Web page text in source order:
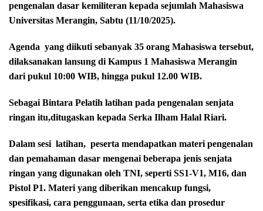
pengenalan dasar kemiliteran kepada sejumlah Mahasiswa
Universitas Merangin, Sabtu (11/10/2025).
Agenda yang diikuti sebanyak 35 orang Mahasiswa tersebut,
dilaksanakan lansung di Kampus 1 Mahasiswa Merangin
dari pukul 10:00 WIB, hingga pukul 12.00 WIB.
Sebagai Bintara Pelatih latihan pada pengenalan senjata
ringan itu,ditugaskan kepada Serka Ilham Halal Riari.
Dalam sesi latihan, peserta mendapatkan materi pengenalan
dan pemahaman dasar mengenai beberapa jenis senjata
ringan yang digunakan oleh TNI, seperti SS1-V1, M16, dan
Pistol P1. Materi yang diberikan mencakup fungsi,
spesifikasi, cara penggunaan, serta etika dan prosedur